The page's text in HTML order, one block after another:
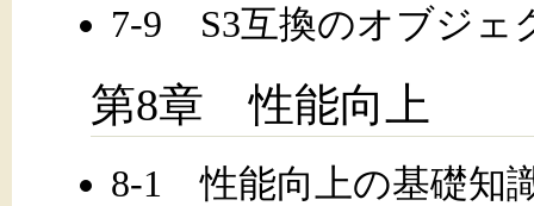
7-9 S3互換のオブジェ
第8章 性能向上
8-1 性能向上の基礎知